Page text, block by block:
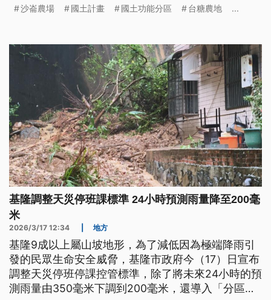
此案，因此在審查會議中正式提出，撤回沙崙農場國
沙崙農場 國土計畫 國土功能分區 台糖農地 ...
基隆調整天災停班課標準 24小時預測雨量降至200毫
米
2026/3/17 12:34 地方
基隆9成以上屬山坡地形，為了減低因為極端降雨引
發的民眾生命安全威脅，基隆市政府今（17）日宣布
調整天災停班停課控管標準，除了將未來24小時的預
測雨量由350毫米下調到200毫米，還導入「分區判